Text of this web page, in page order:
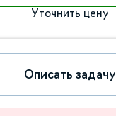
Уточнить цену
Описать задачу